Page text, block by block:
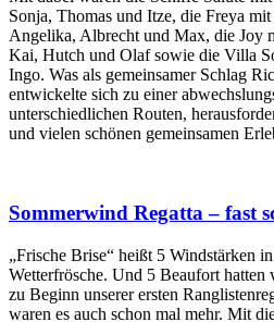
Sonja, Thomas und Itze, die Freya
Angelika, Albrecht und Max, die Joy
Kai, Hutch und Olaf sowie die Villa
Ingo. Was als gemeinsamer Schlag
entwickelte sich zu einer
unterschiedlichen Routen,
und vielen schönen gemeinsamen
Sommerwind Regatta – fast
„Frische Brise“ heißt 5 Windstärken
Wetterfrösche. Und 5 Beaufort hatten
zu Beginn unserer ersten
waren es auch schon mal mehr. Mit